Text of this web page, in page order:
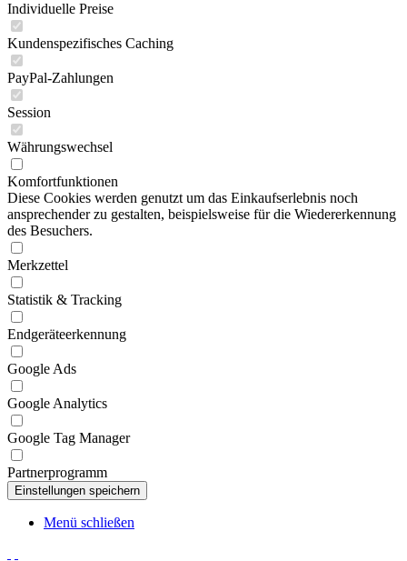
Individuelle Preise
Kundenspezifisches Caching
PayPal-Zahlungen
Session
Währungswechsel
Komfortfunktionen
Diese Cookies werden genutzt um das Einkaufserlebnis noch
ansprechender zu gestalten, beispielsweise für die Wiedererkennung
des Besuchers.
Merkzettel
Statistik & Tracking
Endgeräteerkennung
Google Ads
Google Analytics
Google Tag Manager
Partnerprogramm
Menü schließen